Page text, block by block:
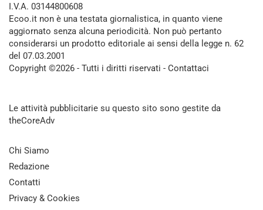
I.V.A. 03144800608
Ecoo.it non è una testata giornalistica, in quanto viene
aggiornato senza alcuna periodicità. Non può pertanto
considerarsi un prodotto editoriale ai sensi della legge n. 62
del 07.03.2001
Copyright ©2026 - Tutti i diritti riservati - Contattaci
Le attività pubblicitarie su questo sito sono gestite da
theCoreAdv
Chi Siamo
Redazione
Contatti
Privacy & Cookies